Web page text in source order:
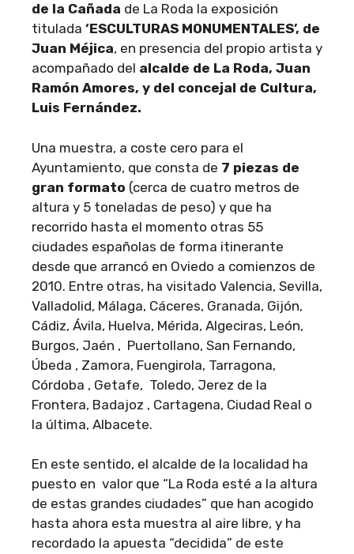
de la Cañada de La Roda la exposición
titulada ‘ESCULTURAS MONUMENTALES’, de
Juan Méjica, en presencia del propio artista y
acompañado del alcalde de La Roda, Juan
Ramón Amores, y del concejal de Cultura,
Luis Fernández.
Una muestra, a coste cero para el
Ayuntamiento, que consta de 7 piezas de
gran formato (cerca de cuatro metros de
altura y 5 toneladas de peso) y que ha
recorrido hasta el momento otras 55
ciudades españolas de forma itinerante
desde que arrancó en Oviedo a comienzos de
2010. Entre otras, ha visitado Valencia, Sevilla,
Valladolid, Málaga, Cáceres, Granada, Gijón,
Cádiz, Ávila, Huelva, Mérida, Algeciras, León,
Burgos, Jaén , Puertollano, San Fernando,
Úbeda , Zamora, Fuengirola, Tarragona,
Córdoba , Getafe, Toledo, Jerez de la
Frontera, Badajoz , Cartagena, Ciudad Real o
la última, Albacete.
En este sentido, el alcalde de la localidad ha
puesto en valor que “La Roda esté a la altura
de estas grandes ciudades” que han acogido
hasta ahora esta muestra al aire libre, y ha
recordado la apuesta “decidida” de este